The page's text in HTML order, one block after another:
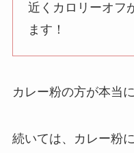
近くカロリーオフ
ます！
カレー粉の方が本当
続いては、カレー粉